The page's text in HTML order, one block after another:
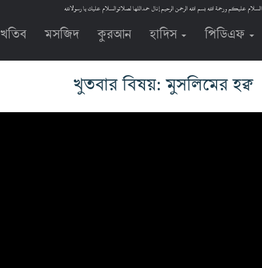
السلام عليكم ورحمة الله بسم الله الرحمن الرحيم إنال حمداللها لصلاتوالسلام عليك يا رسولالله
খতিব মসজিদ কুরআন হাদিস পিডিএফ
খুতবার বিষয়: মুসলিমের হক্ব